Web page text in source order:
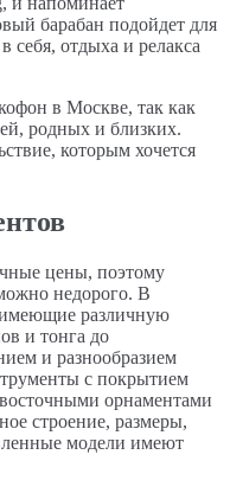
барабан подойдет для
себя, отдыха и релакса
в Москве, так как
родных и близких.
которым хочется
цены, поэтому
недорого. В
имеющие различную
и тонга до
и разнообразием
с покрытием
орнаментами
строение, размеры,
модели имеют